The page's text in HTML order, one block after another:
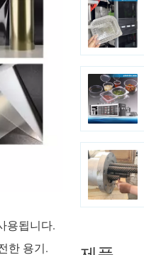
용됩니다.
한 용기.